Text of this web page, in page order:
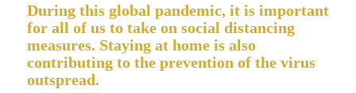
During this global pandemic, it is important
for all of us to take on social distancing
measures. Staying at home is also
contributing to the prevention of the virus
outspread.